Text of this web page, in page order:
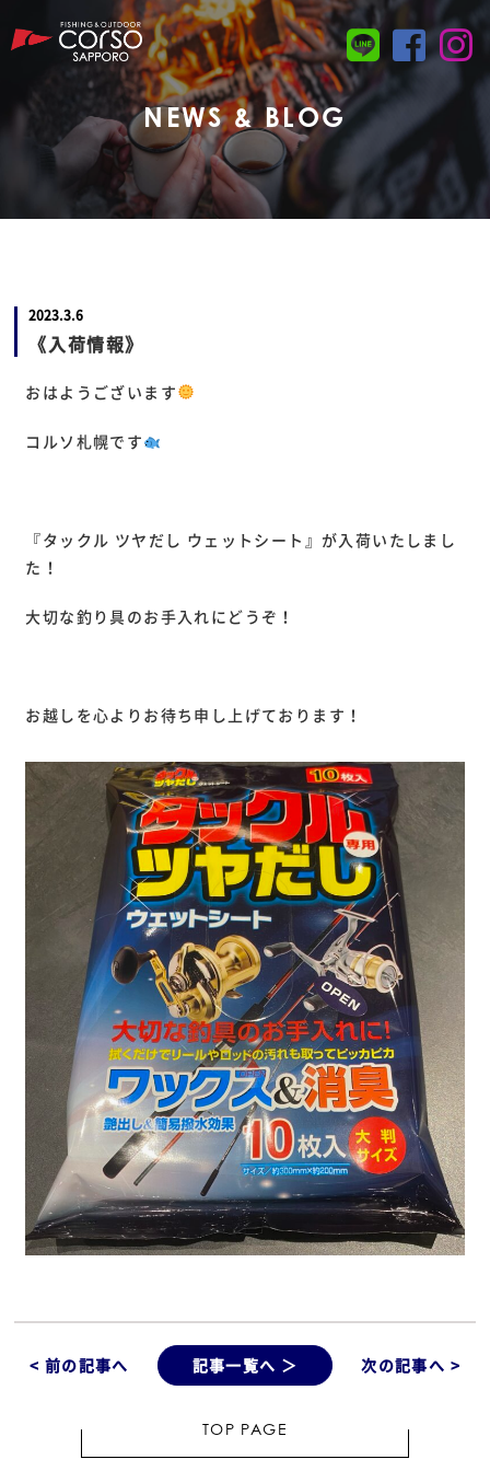
NEWS & BLOG
2023.3.6
《入荷情報》
おはようございます
コルソ札幌です
『タックル ツヤだし ウェットシート』が入荷いたしまし
た！
大切な釣り具のお手入れにどうぞ！
お越しを心よりお待ち申し上げております！
< 前の記事へ 記事一覧へ ＞ 次の記事へ >
TOP PAGE